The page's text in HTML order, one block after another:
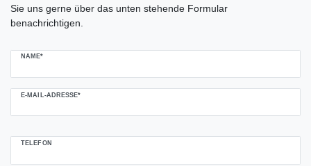
Sie uns gerne über das unten stehende Formular
benachrichtigen.
NAME*
E-MAIL-ADRESSE*
TELEFON